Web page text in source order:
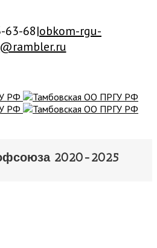
63-68|obkom-rgu-
2020-2025